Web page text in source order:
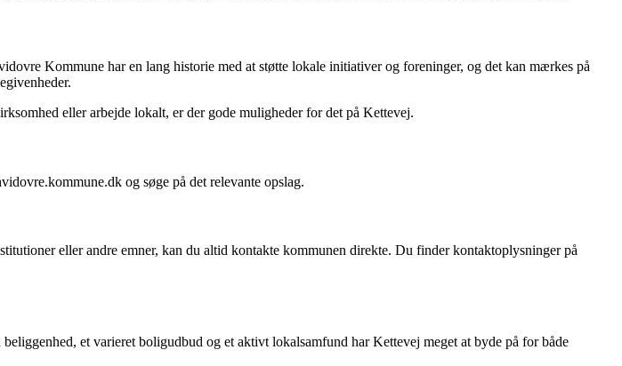
Kommune har en lang historie med at støtte lokale initiativer og foreninger, og det kan mærkes på
eller arbejde lokalt, er der gode muligheder for det på Kettevej.
og søge på det relevante opslag.
eller andre emner, kan du altid kontakte kommunen direkte. Du finder kontaktoplysninger på
et varieret boligudbud og et aktivt lokalsamfund har Kettevej meget at byde på for både